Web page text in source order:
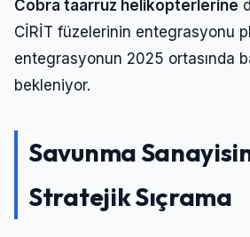
Cobra taarruz helikopterlerine
CİRİT füzelerinin entegrasyonu
entegrasyonun 2025 ortasında
bekleniyor.
Savunma
Stratejik Sıçrama